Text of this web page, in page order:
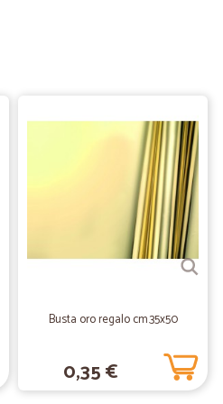
24/03/2021
Busta oro regalo cm.35x50
0,35 €